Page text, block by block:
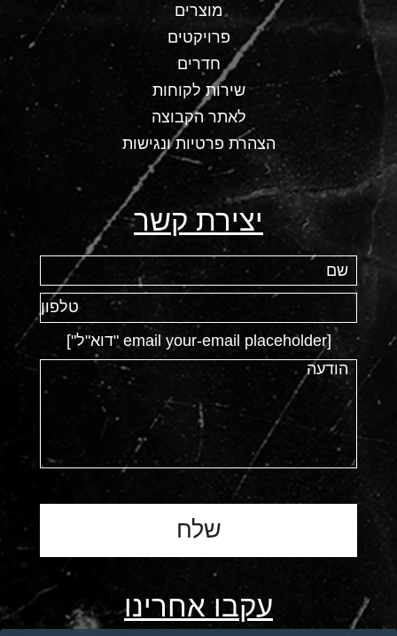
מוצרים
פרויקטים
חדרים
שירות לקוחות
לאתר הקבוצה
הצהרת פרטיות ונגישות
יצירת קשר
[email your-email placeholder "דוא"ל"]
עקבו אחרינו